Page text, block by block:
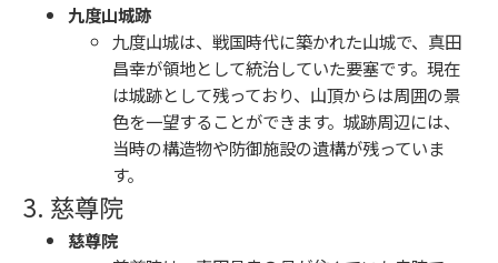
九度山城跡
九度山城は、戦国時代に築かれた山城で、真田
昌幸が領地として統治していた要塞です。現在
は城跡として残っており、山頂からは周囲の景
色を一望することができます。城跡周辺には、
当時の構造物や防御施設の遺構が残っていま
す。
3. 慈尊院
慈尊院